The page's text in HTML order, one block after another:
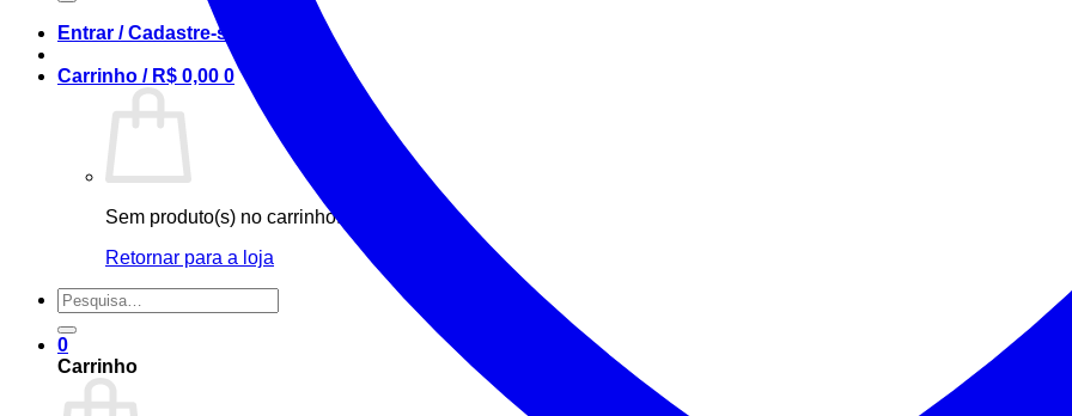
Entrar / Cadastre-se
Carrinho / R$ 0,00 0
Sem produto(s) no carrinho.
Retornar para a loja
Pesquisar
por:
0
Carrinho